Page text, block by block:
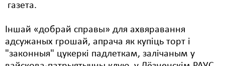
газета.
Іншай «добрай справы» для ахвяравання
адсужаных грошай, апрача як купіць торт і
"законныя" цукеркі падлеткам, залічаным у
Свабода слова
Свабода сумленьня
Суд